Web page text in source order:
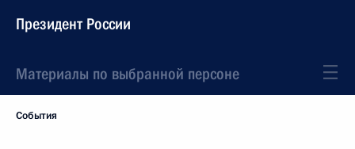
Президент России
Материалы по выбранной персоне
События